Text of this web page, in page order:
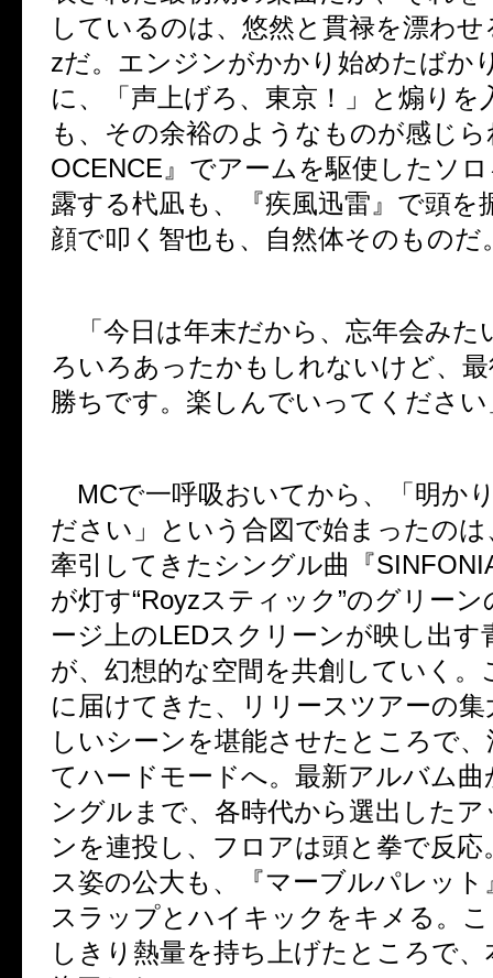
しているのは、悠然と貫禄を漂わせ
zだ。エンジンがかかり始めたばか
に、「声上げろ、東京！」と煽りを
も、その余裕のようなものが感じ
OCENCE 』でアームを駆使したソ
露する杙凪も、『疾風迅雷』で頭を
顔で叩く智也も、自然体そのものだ
「今日は年末だから、忘年会みた
ろいろあったかもしれないけど、
勝ちです。楽しんでいってください
MCで一呼吸おいてから、「明か
ださい」という合図で始まったの
牽引してきたシングル曲『
が灯す“Royzスティック ”のグリーン
ージ上のLEDスクリーンが映し出す
が、幻想的な空間を共創していく。
に届けてきた、リリースツアーの
しいシーンを堪能させたところで
てハードモードへ。最新アルバム
ングルまで、各時代から選出した
ンを連投し、フロアは頭と拳で反応
ス姿の公大も、『マーブルパレッ
スラップとハイキックをキメる。
しきり熱量を持ち上げたところで